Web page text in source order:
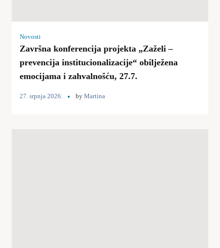
Novosti
Završna konferencija projekta „Zaželi –
prevencija institucionalizacije“ obilježena
emocijama i zahvalnošću, 27.7.
27. srpnja 2026. by Martina